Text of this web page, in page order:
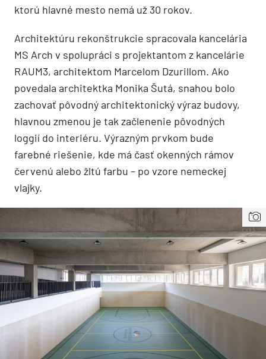
ktorú hlavné mesto nemá už 30 rokov.
Architektúru rekonštrukcie spracovala kancelária
MS Arch v spolupráci s projektantom z kancelárie
RAUM3, architektom Marcelom Dzurillom. Ako
povedala architektka Monika Šutá, snahou bolo
zachovať pôvodný architektonický výraz budovy,
hlavnou zmenou je tak začlenenie pôvodných
loggií do interiéru. Výrazným prvkom bude
farebné riešenie, kde má časť okenných rámov
červenú alebo žltú farbu – po vzore nemeckej
vlajky.